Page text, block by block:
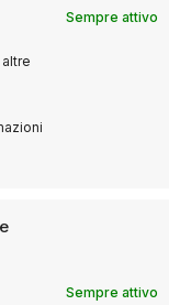
Sempre attivo
Sempre attivo
ricerca
e la
in Terra